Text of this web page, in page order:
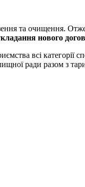
та очищення.
нового
всі категорії
ради разом з